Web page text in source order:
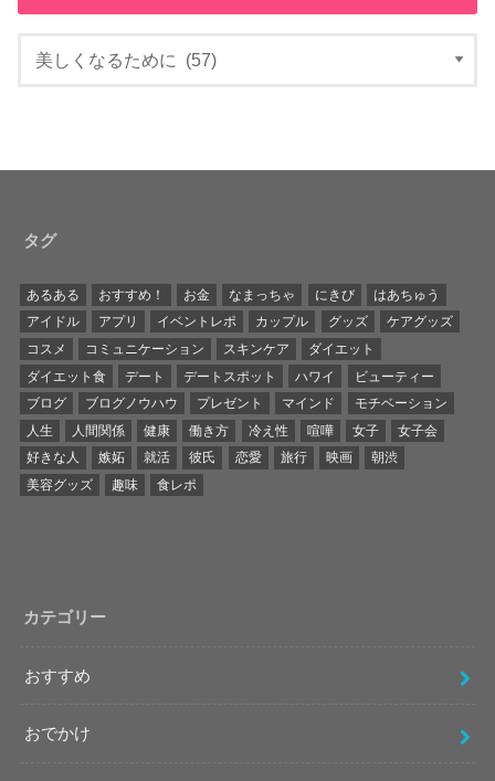
タグ
あるある おすすめ！ お金 なまっちゃ にきび
はあちゅう
アイドル
アプリ イベントレポ カップル グッズ
ケアグッズ
コスメ
コミュニケーション スキンケア
ダイエット
ダイエット食
デート デートスポット ハワイ
ビューティー
ブログ
ブログノウハウ プレゼント マインド
モチベーション
人生
人間関係 健康 働き方 冷え性 喧嘩 女子
女子会
好きな人
嫉妬 就活 彼氏 恋愛 旅行 映画
朝渋
美容グッズ
趣味 食レポ
カテゴリー
おすすめ
おでかけ